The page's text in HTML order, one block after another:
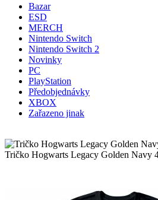
Bazar
ESD
MERCH
Nintendo Switch
Nintendo Switch 2
Novinky
PC
PlayStation
Předobjednávky
XBOX
Zařazeno jinak
Tričko Hogwarts Legacy Golden Navy